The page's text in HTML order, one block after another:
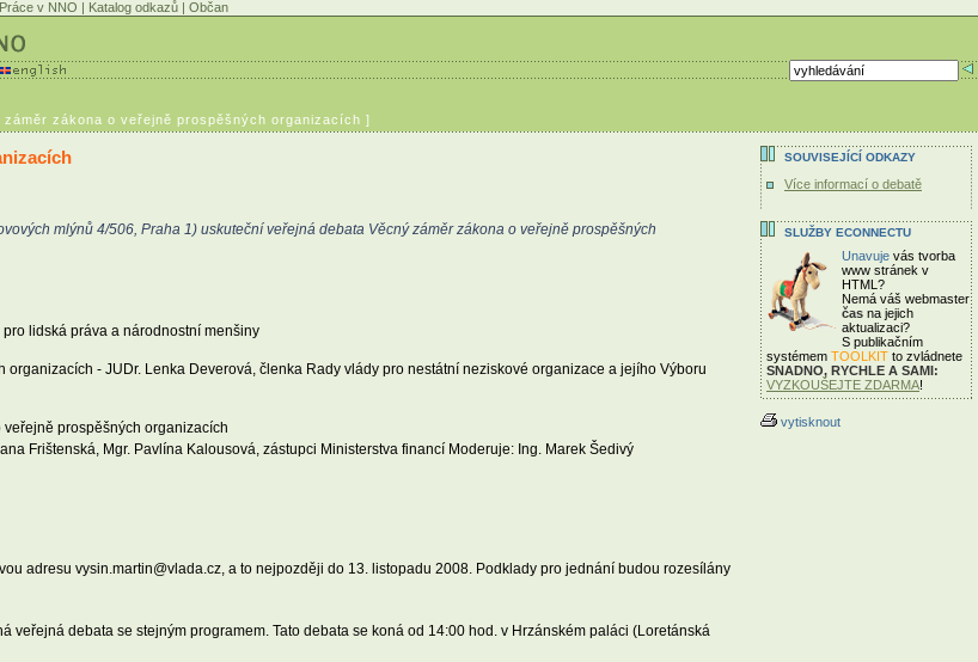
Práce v NNO | Katalog odkazů | Občan
zákona o veřejně prospěšných organizacích ]
mlýnů 4/506, Praha 1) uskuteční veřejná debata Věcný záměr zákona o veřejně prospěšných
lidská práva a národnostní menšiny
- JUDr. Lenka Deverová, členka Rady vlády pro nestátní neziskové organizace a jejího Výboru
prospěšných organizacích
Frištenská, Mgr. Pavlína Kalousová, zástupci Ministerstva financí Moderuje: Ing. Marek Šedivý
adresu vysin.martin@vlada.cz, a to nejpozději do 13. listopadu 2008. Podklady pro jednání budou rozesílány
debata se stejným programem. Tato debata se koná od 14:00 hod. v Hrzánském paláci (Loretánská
SOUVISEJÍCÍ ODKAZY
Více informací o debatě
SLUŽBY ECONNECTU
Unavuje vás tvorba
www stránek v
HTML?
Nemá váš webmaster
čas na jejich
aktualizaci?
S publikačním
systémem TOOLKIT to zvládnete
SNADNO, RYCHLE A SAMI:
VYZKOUŠEJTE ZDARMA!
vytisknout